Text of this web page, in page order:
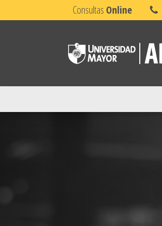
Consultas Online